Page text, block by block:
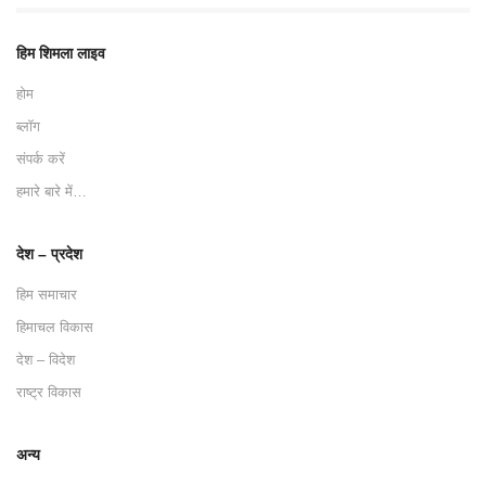
हिम शिमला लाइव
होम
ब्लॉग
संपर्क करें
हमारे बारे में…
देश – प्रदेश
हिम समाचार
हिमाचल विकास
देश – विदेश
राष्ट्र विकास
अन्य